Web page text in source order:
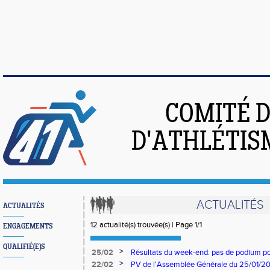
COMITÉ
ACTUALITÉS
ENGAGEMENTS
QUALIFIÉ(E)S
ACTUALITÉS
12 actualité(s) trouvée(s) | Page 1/1
25/02 >
Résultats du week-end: pas de podium
belles promesses
22/02 >
PV de l'Assemblée Générale du 25/01/